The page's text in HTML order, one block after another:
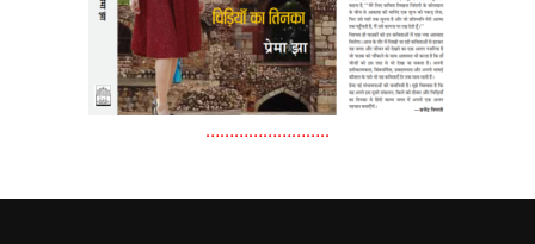
……………………..